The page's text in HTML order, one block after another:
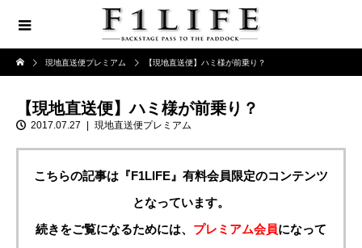
現地直送便プレミアム 【現地直送便】ハミ様が前乗り？
【現地直送便】ハミ様が前乗り？
2017.07.27 現地直送便プレミアム
こちらの記事は『F1LIFE』有料会員限定のコンテンツ
となっています。
続きをご覧になるためには、 プレミアム会員になって